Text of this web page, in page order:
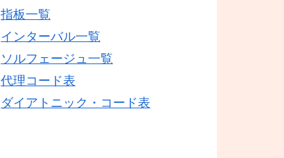
指板一覧
インターバル一覧
ソルフェージュ一覧
代理コード表
ダイアトニック・コード表